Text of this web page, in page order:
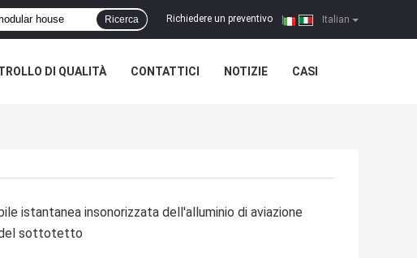
Italian
Richiedere un preventivo |
Ricerca
DI QUALITÀ CONTATTICI NOTIZIE CASI
istantanea insonorizzata dell'alluminio di aviazione
sottotetto